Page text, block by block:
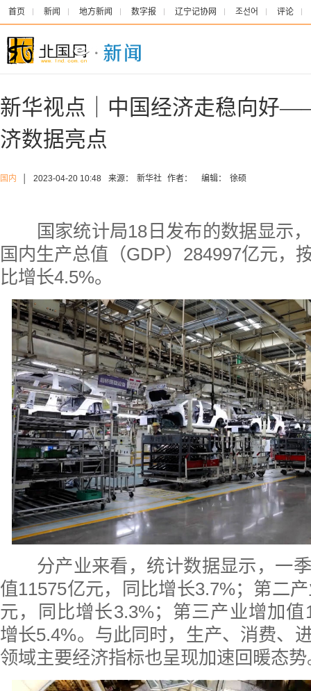
首页 新闻 地方新闻 数字报 辽宁记协网 조선어 评论
新华视点｜中国经济走稳向好
济数据亮点
国内 2023-04-20 10:48 来源： 新华社 作者： 编辑： 徐硕
国家统计局18日发布的数据显示，
国内生产总值（GDP）284997亿元，
比增长4.5%。
分产业来看，统计数据显示，一季
值11575亿元，同比增长3.7%；第二
元，同比增长3.3%；第三产业增加值
增长5.4%。与此同时，生产、消费、
领域主要经济指标也呈现加速回暖态势